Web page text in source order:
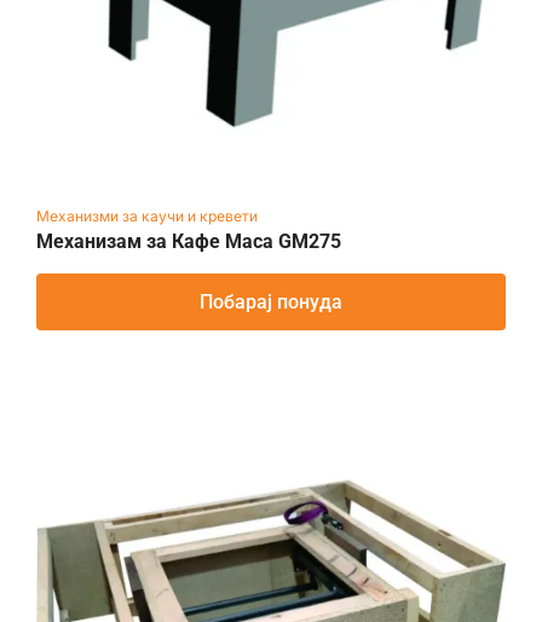
Механизми за каучи и кревети
Механизам за Кафе Маса GM275
Побарај понуда